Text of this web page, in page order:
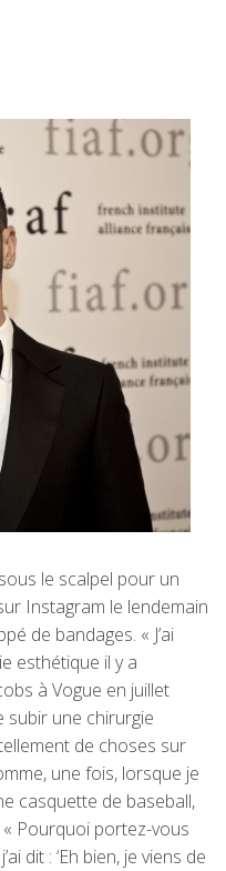
le scalpel pour un
Instagram le lendemain
de bandages. « J’ai
esthétique il y a
à Vogue en juillet
subir une chirurgie
de choses sur
une fois, lorsque je
casquette de baseball,
« Pourquoi portez-vous
dit : ‘Eh bien, je viens de